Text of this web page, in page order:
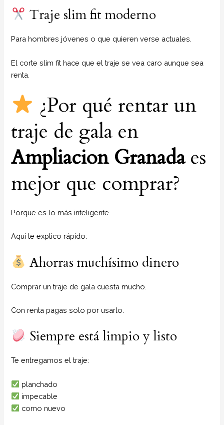
Traje slim fit moderno
Para hombres jóvenes o que quieren verse actuales.
El corte slim fit hace que el traje se vea caro aunque sea
renta.
¿Por qué rentar un
traje de gala en
Ampliacion Granadaes
mejor que comprar?
Porque es lo más inteligente.
Aquí te explico rápido:
Ahorras muchísimo dinero
Comprar un traje de gala cuesta mucho.
Con renta pagas solo por usarlo.
Siempre está limpio y listo
Te entregamos el traje:
planchado
impecable
como nuevo